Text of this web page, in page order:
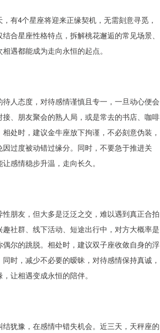
有4个星座将迎来正缘契机，无需刻意寻觅，
合星座性格特点，拆解桃花邂逅的常见场景、
遇都能成为走向永恒的起点。
人态度，对待感情谨慎且专一，一旦动心便会
、朋友聚会的熟人局，或是常去的书店、咖啡
处时，建议金牛座放下拘谨，不必刻意伪装，
过度被动错过缘分。同时，不要急于推进关
感情稳步升温，走向长久。
朋友，但大多是泛泛之交，难以遇到真正合拍
社群、线下活动、短途出行中，对方大概率是
尔的跳脱。相处时，建议双子座收敛自身的浮
时，减少不必要的暧昧，对待感情保持真诚，
让相遇变成永恒的陪伴。
犹豫，在感情中错失机会。近三天，天秤座的